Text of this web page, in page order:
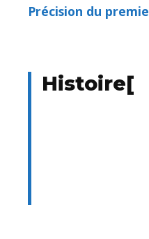
Précision du
Histoire[